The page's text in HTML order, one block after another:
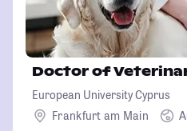
Doctor of
European University Cyprus
Frankfurt am Main